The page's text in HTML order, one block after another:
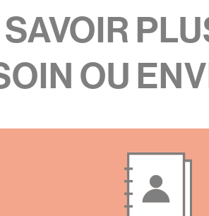
Défilement
droite
Défilement
gauche
OU